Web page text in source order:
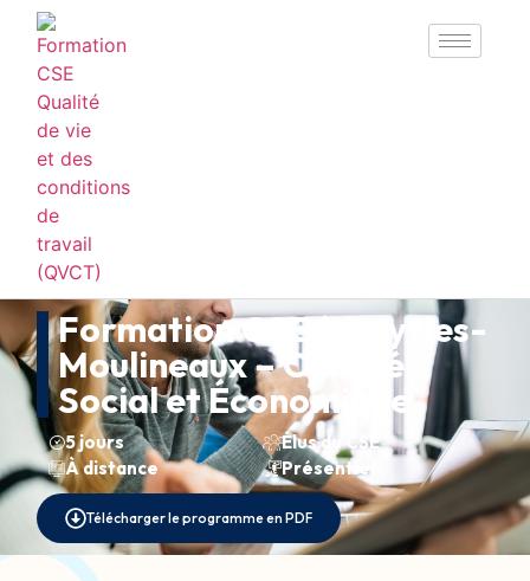
Formation CSE à Issy-les-
Moulineaux – Comité
Social et Économique
5 jours
Élus du CSE
À distance
Présentiel
Télécharger le programme en PDF